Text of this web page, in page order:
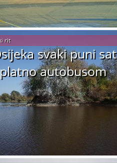
svaki puni sat
autobusom
rit